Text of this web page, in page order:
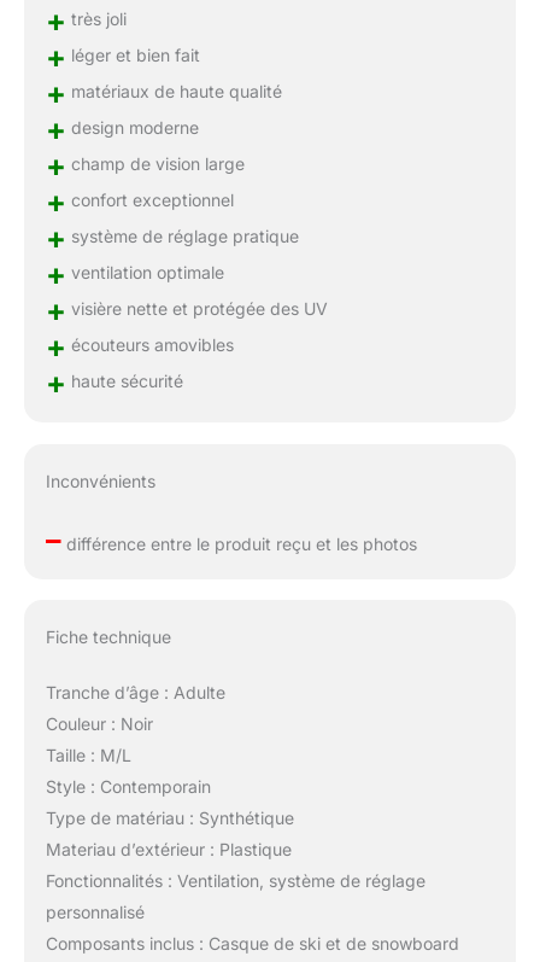
+ très joli
+ léger et bien fait
+ matériaux de haute qualité
+ design moderne
+ champ de vision large
+ confort exceptionnel
+ système de réglage pratique
+ ventilation optimale
+ visière nette et protégée des UV
+ écouteurs amovibles
+ haute sécurité
Inconvénients
–différence entre le produit reçu et les photos
Fiche technique
Tranche d’âge : Adulte
Couleur : Noir
Taille : M/L
Style : Contemporain
Type de matériau : Synthétique
Materiau d’extérieur : Plastique
Fonctionnalités : Ventilation, système de réglage
personnalisé
Composants inclus : Casque de ski et de snowboard